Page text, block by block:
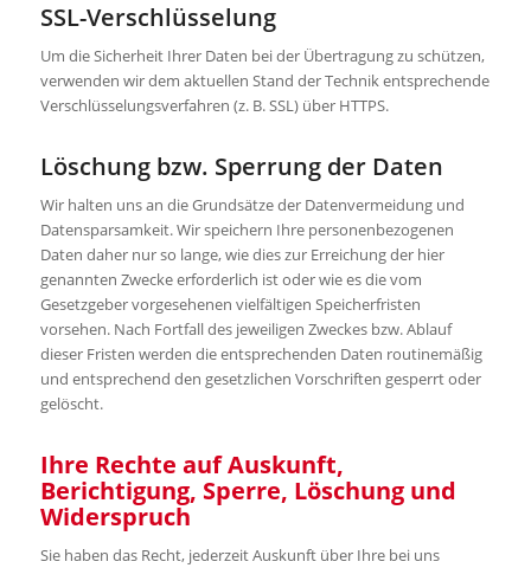
SSL-Verschlüsselung
Um die Sicherheit Ihrer Daten bei der Übertragung zu schützen,
verwenden wir dem aktuellen Stand der Technik entsprechende
Verschlüsselungsverfahren (z. B. SSL) über HTTPS.
Löschung bzw. Sperrung der Daten
Wir halten uns an die Grundsätze der Datenvermeidung und
Datensparsamkeit. Wir speichern Ihre personenbezogenen
Daten daher nur so lange, wie dies zur Erreichung der hier
genannten Zwecke erforderlich ist oder wie es die vom
Gesetzgeber vorgesehenen vielfältigen Speicherfristen
vorsehen. Nach Fortfall des jeweiligen Zweckes bzw. Ablauf
dieser Fristen werden die entsprechenden Daten routinemäßig
und entsprechend den gesetzlichen Vorschriften gesperrt oder
gelöscht.
Ihre Rechte auf Auskunft,
Berichtigung, Sperre, Löschung und
Widerspruch
Sie haben das Recht, jederzeit Auskunft über Ihre bei uns